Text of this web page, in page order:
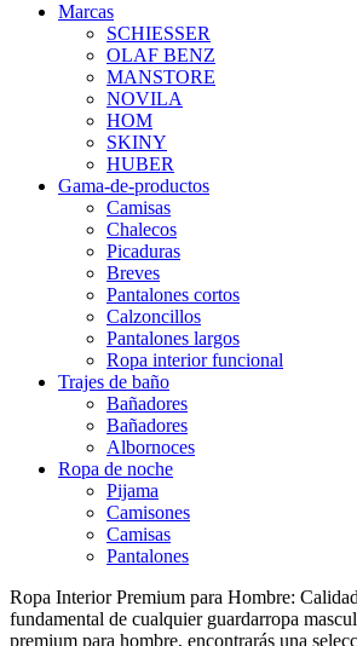
Marcas
SCHIESSER
OLAF BENZ
MANSTORE
NOVILA
HOM
SKINY
HUBER
Gama-de-productos
Camisas
Chalecos
Picaduras
Breves
Pantalones cortos
Calzoncillos
Pantalones largos
Ropa interior funcional
Trajes de baño
Bañadores
Bañadores
Albornoces
Ropa de noche
Pijama
Camisones
Camisas
Pantalones
Ropa Interior Premium para Hombre:
fundamental de cualquier guardarropa
premium para hombre, encontrarás una